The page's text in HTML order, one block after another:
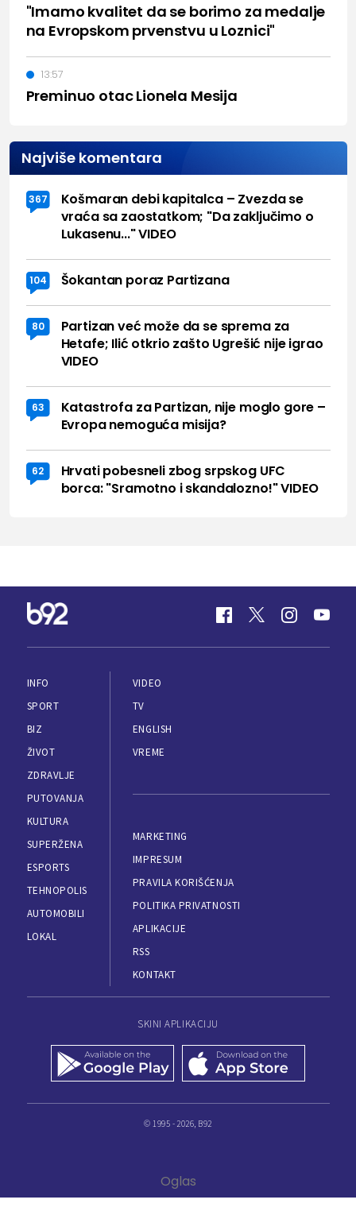
"Imamo kvalitet da se borimo za medalje
na Evropskom prvenstvu u Loznici"
Preminuo otac Lionela Mesija
13:57
Najviše komentara
367
Košmaran debi kapitalca – Zvezda se
vraća sa zaostatkom; "Da zaključimo o
Lukasenu..." VIDEO
104 Šokantan poraz Partizana
80
Partizan već može da se sprema za
Hetafe; Ilić otkrio zašto Ugrešić nije igrao
VIDEO
63
Katastrofa za Partizan, nije moglo gore –
Evropa nemoguća misija?
62
Hrvati pobesneli zbog srpskog UFC
borca: "Sramotno i skandalozno!" VIDEO
INFO
SPORT
BIZ
ŽIVOT
ZDRAVLJE
PUTOVANJA
KULTURA
SUPERŽENA
ESPORTS
TEHNOPOLIS
AUTOMOBILI
LOKAL
VIDEO
TV
ENGLISH
VREME
MARKETING
IMPRESUM
PRAVILA KORIŠĆENJA
POLITIKA PRIVATNOSTI
APLIKACIJE
RSS
KONTAKT
SKINI APLIKACIJU
© 1995 - 2026, B92